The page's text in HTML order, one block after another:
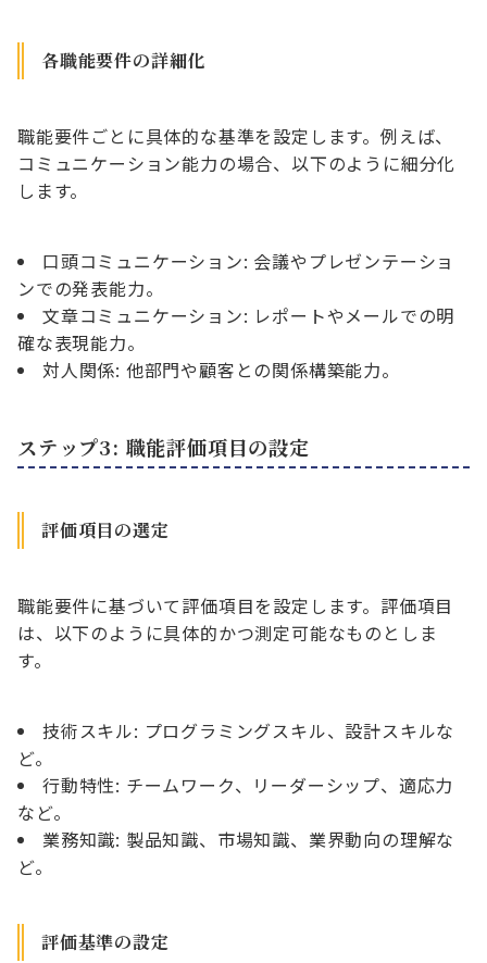
各職能要件の詳細化
職能要件ごとに具体的な基準を設定します。例えば、
コミュニケーション能力の場合、以下のように細分化
します。
口頭コミュニケーション: 会議やプレゼンテーショ
ンでの発表能力。
文章コミュニケーション: レポートやメールでの明
確な表現能力。
対人関係: 他部門や顧客との関係構築能力。
ステップ3: 職能評価項目の設定
評価項目の選定
職能要件に基づいて評価項目を設定します。評価項目
は、以下のように具体的かつ測定可能なものとしま
す。
技術スキル: プログラミングスキル、設計スキルな
ど。
行動特性: チームワーク、リーダーシップ、適応力
など。
業務知識: 製品知識、市場知識、業界動向の理解な
ど。
評価基準の設定